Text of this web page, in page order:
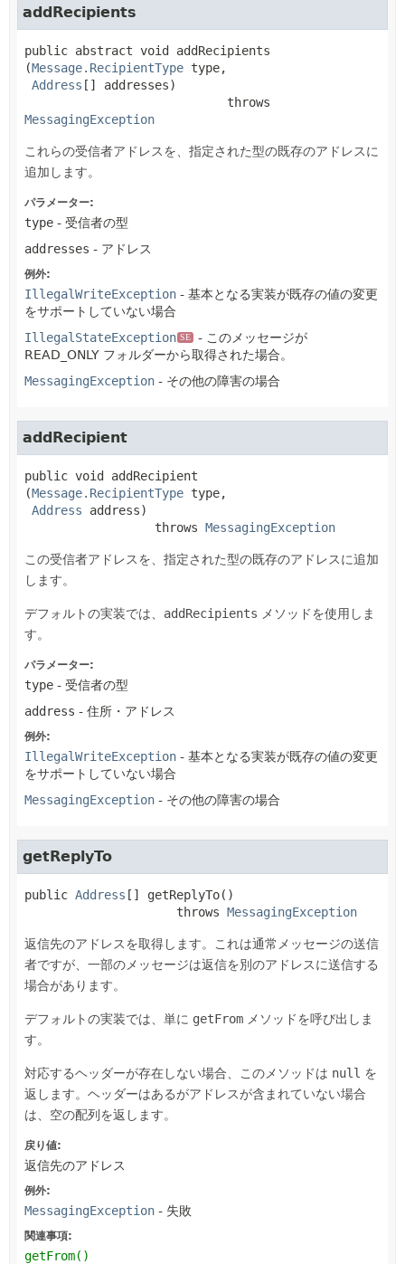
addRecipients
public abstract void
addRecipients
(Message.RecipientType type,
Address [] addresses)
                            throws
MessagingException
これらの受信者アドレスを、指定された型の既存のアドレスに
追加します。
パラメーター:
type - 受信者の型
addresses - アドレス
例外:
IllegalWriteException - 基本となる実装が既存の値の変更
をサポートしていない場合
IllegalStateException SE
- このメッセージが
READ_ONLY フォルダーから取得された場合。
MessagingException - その他の障害の場合
addRecipient
public void
addRecipient
(Message.RecipientType type,
Address address)
                  throws
MessagingException
この受信者アドレスを、指定された型の既存のアドレスに追加
します。
デフォルトの実装では、 addRecipients メソッドを使用しま
す。
パラメーター:
type - 受信者の型
address - 住所・アドレス
例外:
IllegalWriteException - 基本となる実装が既存の値の変更
をサポートしていない場合
MessagingException - その他の障害の場合
getReplyTo
public Address [] getReplyTo()
                     throws
MessagingException
返信先のアドレスを取得します。これは通常メッセージの送信
者ですが、一部のメッセージは返信を別のアドレスに送信する
場合があります。
デフォルトの実装では、単に getFrom メソッドを呼び出しま
す。
対応するヘッダーが存在しない場合、このメソッドは null を
返します。ヘッダーはあるがアドレスが含まれていない場合
は、空の配列を返します。
戻り値:
返信先のアドレス
例外:
MessagingException - 失敗
関連事項:
getFrom()